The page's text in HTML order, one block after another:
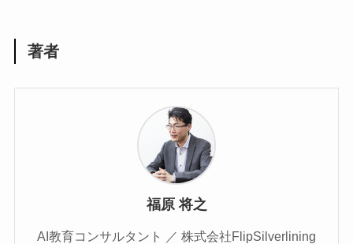
著者
福原 将之
AI教育コンサルタント ／ 株式会社FlipSilverlining